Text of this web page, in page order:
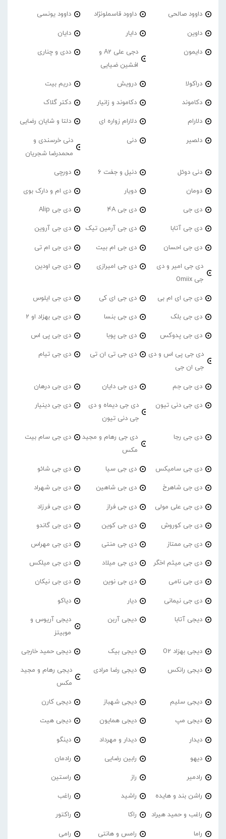
داوود صالحی داوود قاسملونژاد داوود یونسی
داوین دایار دایان
دایمون
دجی علی A2 و
افشین ضیایی
ددی و چناری
دراکولا درویش دریم بیت
دکاموند دکاموند و زانیار دکتر گلاک
دلارام دلارام زواره ای دلتا و شایان رضایی
دلصیر دنی
دنی خرسندی و
محمدرضا شجریان
دنی دوئل دنیل و جفت 6 دورچی
دومان دویار دی ام و دارک بوی
دی جی دی جی 4A دی جی Alip
دی جی آتابا دی جی آرمین تیک دی جی آروین
دی جی احسان دی جی ام بیت دی جی ام تی
دی جی امیر و دی
جی Omiix
دی جی امیرازی دی جی اودین
دی جی ای ام بی دی جی ای کی دی جی ایلوس
دی جی بلک دی جی بنسا دی جی بهزاد او 2
دی جی پدوکس دی جی پوبا دی جی پی اس
دی جی پی اس و دی
جی ان جی
دی جی تی ان تی دی جی تیام
دی جی جم دی جی دایان دی جی درهان
دی جی دنی تیون
دی جی دیماه و دی
جی دنی تیون
دی جی دینیار
دی جی رجا
دی جی رهام و مجید
مکس
دی جی سام بیت
دی جی سامیکس دی جی سیا دی جی شائو
دی جی شاهرخ دی جی شاهین دی جی شهراد
دی جی علی مولی دی جی فراز دی جی فرزاد
دی جی کوروش دی جی کوین دی جی گاندو
دی جی ممتاز دی جی منتی دی جی مهراس
دی جی میثم اخگر دی جی میلاد دی جی میلکس
دی جی نامی دی جی نوین دی جی نیکان
دی جی نیمانی دیار دیاکو
دیجی آتابا دیجی آربن
دیجی آریوس و
موبیتز
دیجی بهزاد O2 دیجی بیک دیجی حمید خارجی
دیجی رانکس دیجی رضا مرادی
دیجی رهام و مجید
مکس
دیجی سلیم دیجی شهباز دیجی کارن
دیجی مپ دیجی همایون دیجی هیت
دیدار دیدار و مهرداد دینگو
دیهو رابین رضایی رادمان
رادمیر راز راستین
راشن بند و هایده راشید راغب
راغب و حمید هیراد راکا راکتور
راما رامس و هانتی رامی